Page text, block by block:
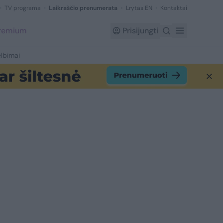
TV programa Laikraščio prenumerata Lrytas EN Kontaktai
Prisijungti